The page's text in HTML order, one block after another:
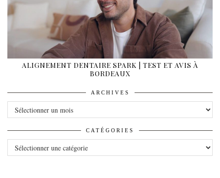
ALIGNEMENT DENTAIRE SPARK | TEST ET AVIS À
BORDEAUX
ARCHIVES
ARCHIVES
CATÉGORIES
CATÉGORIES